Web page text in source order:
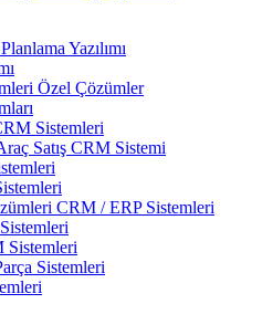
Yazılımı
Özel Çözümler
Sistemleri
Satış CRM Sistemi
CRM / ERP Sistemleri
Sistemleri
Sistemleri